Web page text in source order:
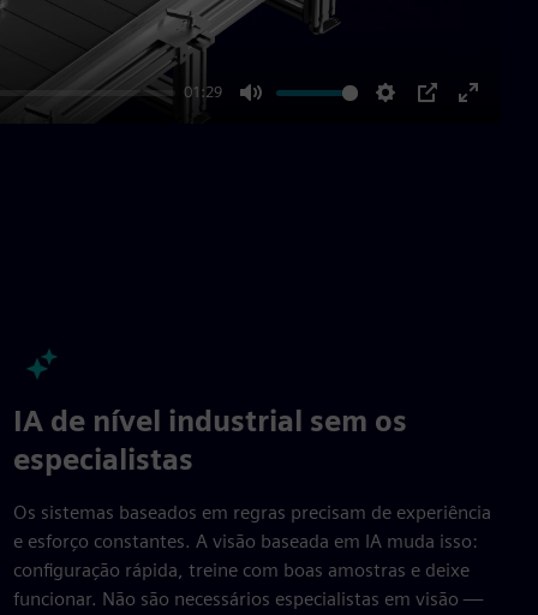
01:29
IA de nível industrial sem os
especialistas
Os sistemas baseados em regras precisam de experiência
e esforço constantes. A visão baseada em IA muda isso:
configuração rápida, treine com boas amostras e deixe
funcionar. Não são necessários especialistas em visão —